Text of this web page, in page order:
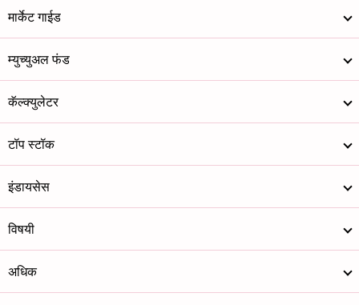
मार्केट गाईड
म्युच्युअल फंड
कॅल्क्युलेटर
टॉप स्टॉक
इंडायसेस
विषयी
अधिक